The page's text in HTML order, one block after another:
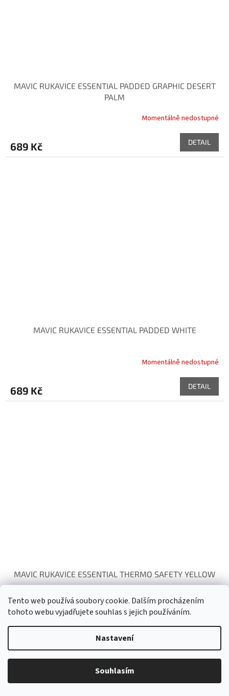
Tento web používá soubory cookie. Dalším procházením
tohoto webu vyjadřujete souhlas s jejich používáním.
Nastavení
Souhlasím
MAVIC RUKAVICE ESSENTIAL PADDED GRAPHIC DESERT
PALM
Momentálně nedostupné
689 Kč DETAIL
MAVIC RUKAVICE ESSENTIAL PADDED WHITE
Momentálně nedostupné
689 Kč DETAIL
MAVIC RUKAVICE ESSENTIAL THERMO SAFETY YELLOW
Momentálně nedostupné
S
t
1 11